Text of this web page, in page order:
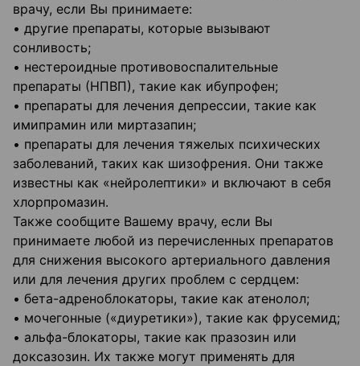
врачу, если Вы принимаете:
• другие препараты, которые вызывают
сонливость;
• нестероидные противовоспалительные
препараты (НПВП), такие как ибупрофен;
• препараты для лечения депрессии, такие как
имипрамин или миртазапин;
• препараты для лечения тяжелых психических
заболеваний, таких как шизофрения. Они также
известны как «нейролептики» и включают в себя
хлорпромазин.
Также сообщите Вашему врачу, если Вы
принимаете любой из перечисленных препаратов
для снижения высокого артериального давления
или для лечения других проблем с сердцем:
• бета-адреноблокаторы, такие как атенолол;
• мочегонные («диуретики»), такие как фрусемид;
• альфа-блокаторы, такие как празозин или
доксазозин. Их также могут применять для